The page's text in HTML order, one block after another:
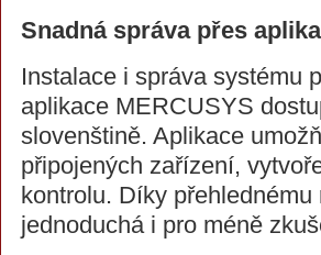
Snadná správa přes
Instalace i správa systému
aplikace MERCUSYS
slovenštině. Aplikace
připojených zařízení,
kontrolu. Díky
jednoduchá i pro méně